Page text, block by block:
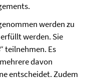
werden zu
werden. Sie
“ teilnehmen. Es
davon
entscheidet. Zudem